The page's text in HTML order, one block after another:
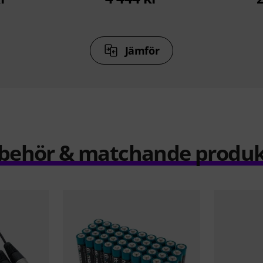
Jämför
& matchande